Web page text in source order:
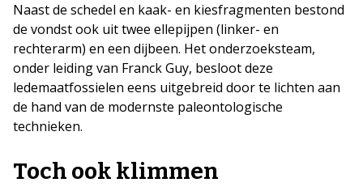
Naast de schedel en kaak- en kiesfragmenten bestond
de vondst ook uit twee ellepijpen (linker- en
rechterarm) en een dijbeen. Het onderzoeksteam,
onder leiding van Franck Guy, besloot deze
ledemaatfossielen eens uitgebreid door te lichten aan
de hand van de modernste paleontologische
technieken.
Toch ook klimmen